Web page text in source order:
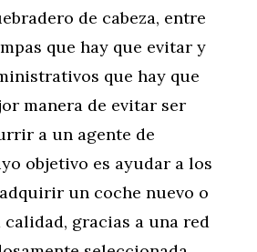
de cabeza, entre
que hay que evitar y
que hay que
manera de evitar ser
a un agente de
objetivo es ayudar a los
un coche nuevo o
calidad, gracias a una red